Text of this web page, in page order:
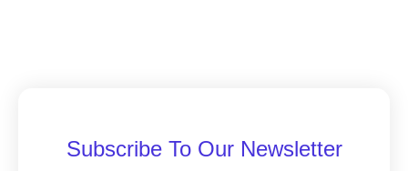
Subscribe To Our Newsletter